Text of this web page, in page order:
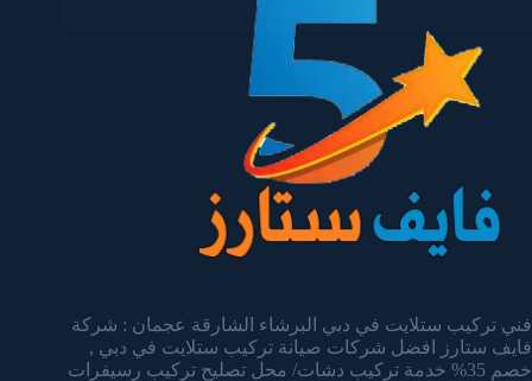
فني تركيب ستلايت في دبي البرشاء الشارقة عجمان : شركة
فايف ستارز افضل شركات صيانة تركيب ستلايت في دبي ,
خصم 35% خدمة تركيب دشات/ محل تصليح تركيب رسيفرات